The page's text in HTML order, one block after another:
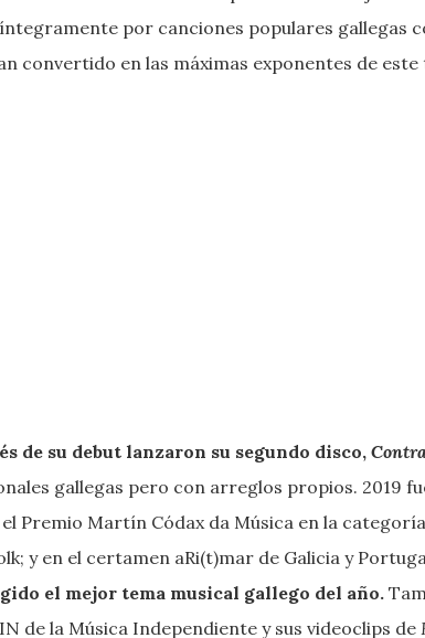
por canciones populares gallegas
convertido en las máximas exponentes de
de su debut lanzaron su segundo disco,
gallegas pero con arreglos propios. 2019
Premio Martín Códax da Música en la
y en el certamen aRi(t)mar de Galicia y
el mejor tema musical gallego del año.
de la Música Independiente y sus videoclips de